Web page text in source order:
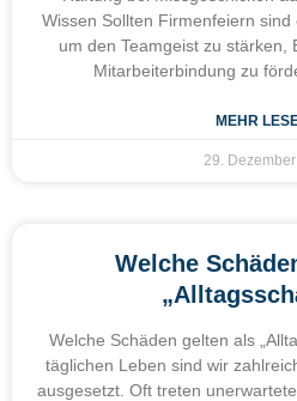
Wissen Sollten Firmenfeiern sind
um den Teamgeist zu stärken,
Mitarbeiterbindung zu
MEHR
29.
Welche
Welche Schäden gelten als
täglichen Leben sind wir
ausgesetzt. Oft treten